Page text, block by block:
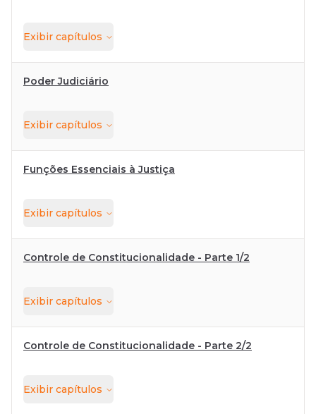
Exibir capítulos
Poder Judiciário
Exibir capítulos
Funções Essenciais à Justiça
Exibir capítulos
Controle de Constitucionalidade - Parte 1/2
Exibir capítulos
Controle de Constitucionalidade - Parte 2/2
Exibir capítulos